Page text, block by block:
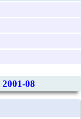
2001-08